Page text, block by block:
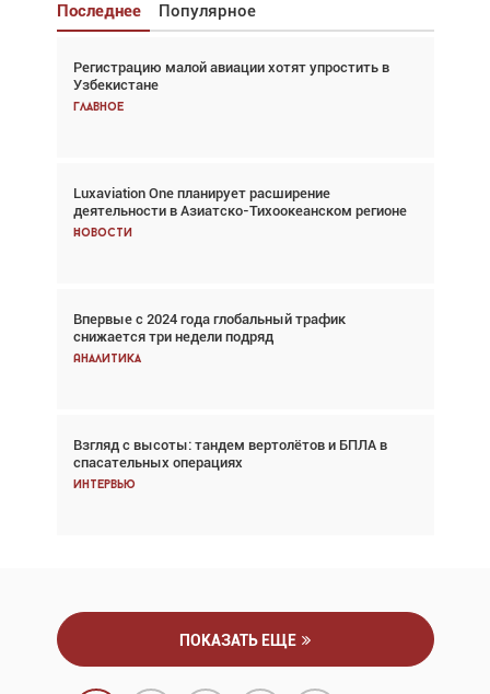
Последнее Популярное
Регистрацию малой авиации хотят упростить в
Узбекистане
Главное
Luxaviation One планирует расширение
деятельности в Азиатско-Тихоокеанском регионе
Новости
Впервые с 2024 года глобальный трафик
снижается три недели подряд
Аналитика
Взгляд с высоты: тандем вертолётов и БПЛА в
спасательных операциях
Интервью
Взгляд с высоты: тандем вертолётов и БПЛА в
спасательных операциях
Главное
Авиационный фотограф Дэйв Кох: «Фотография
говорит сама за себя... а ИИ всё портит»
Новости
Впервые с 2024 года глобальный трафик
снижается три недели подряд
Аналитика
Частный самолёт – это актив. Подходите к
покупке соответствующим образом
Интервью
ПОКАЗАТЬ ЕЩЕ